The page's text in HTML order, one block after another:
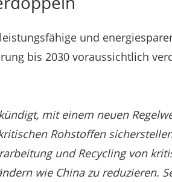
und
bis 2030 voraussichtlich
mit einem neuen
Rohstoffen
und Recycling von
wie China zu reduzieren.